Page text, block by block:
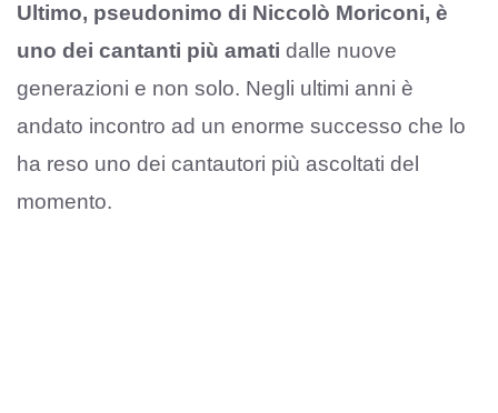
Ultimo, pseudonimo di Niccolò Moriconi, è
uno dei cantanti più amati dalle nuove
generazioni e non solo. Negli ultimi anni è
andato incontro ad un enorme successo che lo
ha reso uno dei cantautori più ascoltati del
momento.